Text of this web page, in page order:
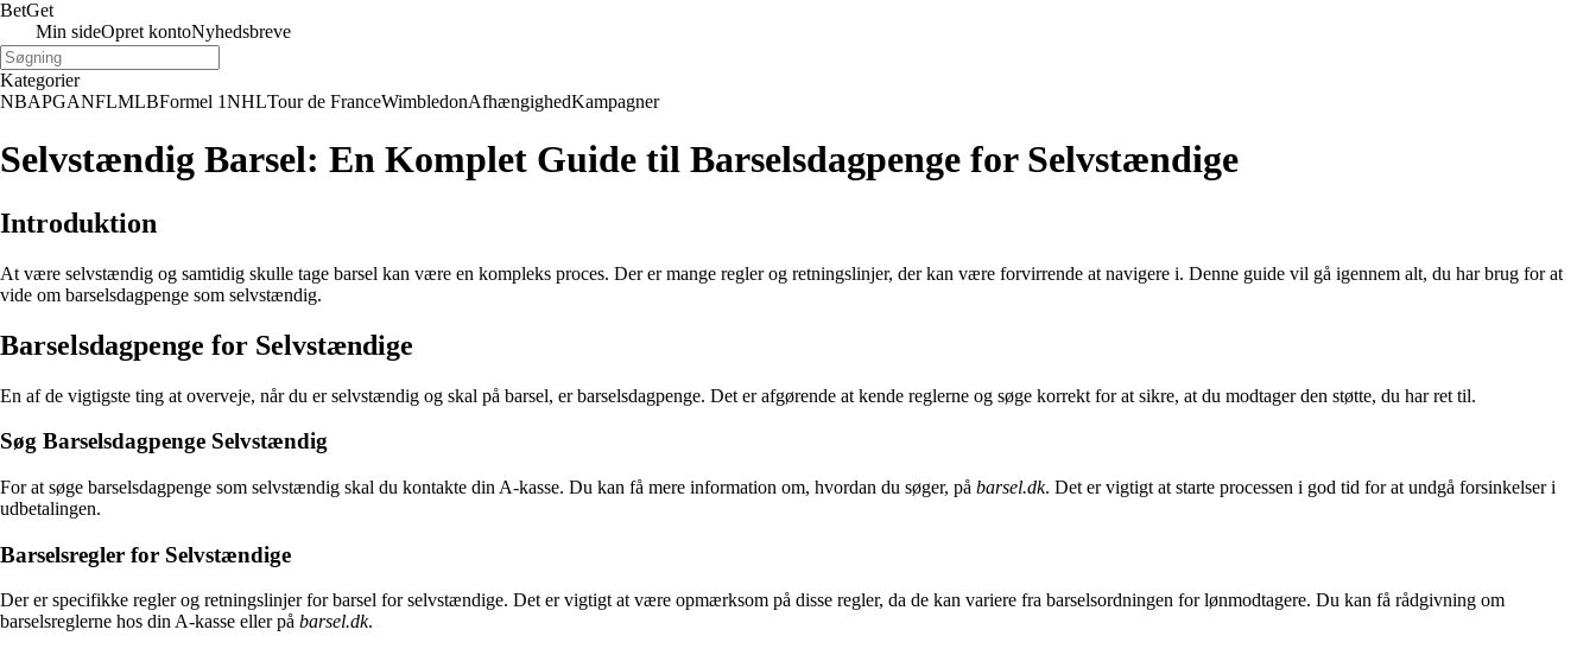
BetGet
Min sideOpret kontoNyhedsbreve
Kategorier
NBAPGANFLMLBFormel 1NHLTour de FranceWimbledonAfhængighedKampagner
Selvstændig Barsel: En Komplet Guide til Barselsdagpenge for Selvstændige
Introduktion
At være selvstændig og samtidig skulle tage barsel kan være en kompleks proces. Der er mange regler og retningslinjer, der kan være forvirrende at navigere i. Denne guide vil gå igennem alt, du har brug for at
vide om barselsdagpenge som selvstændig.
Barselsdagpenge for Selvstændige
En af de vigtigste ting at overveje, når du er selvstændig og skal på barsel, er barselsdagpenge. Det er afgørende at kende reglerne og søge korrekt for at sikre, at du modtager den støtte, du har ret til.
Søg Barselsdagpenge Selvstændig
For at søge barselsdagpenge som selvstændig skal du kontakte din A-kasse. Du kan få mere information om, hvordan du søger, på barsel.dk. Det er vigtigt at starte processen i god tid for at undgå forsinkelser i
udbetalingen.
Barselsregler for Selvstændige
Der er specifikke regler og retningslinjer for barsel for selvstændige. Det er vigtigt at være opmærksom på disse regler, da de kan variere fra barselsordningen for lønmodtagere. Du kan få rådgivning om
barselsreglerne hos din A-kasse eller på barsel.dk.